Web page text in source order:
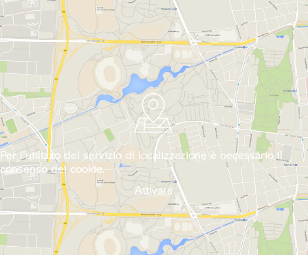
Per l'utilizzo del servizio di localizzazione è necessario il
consenso dei cookie.
Attivare